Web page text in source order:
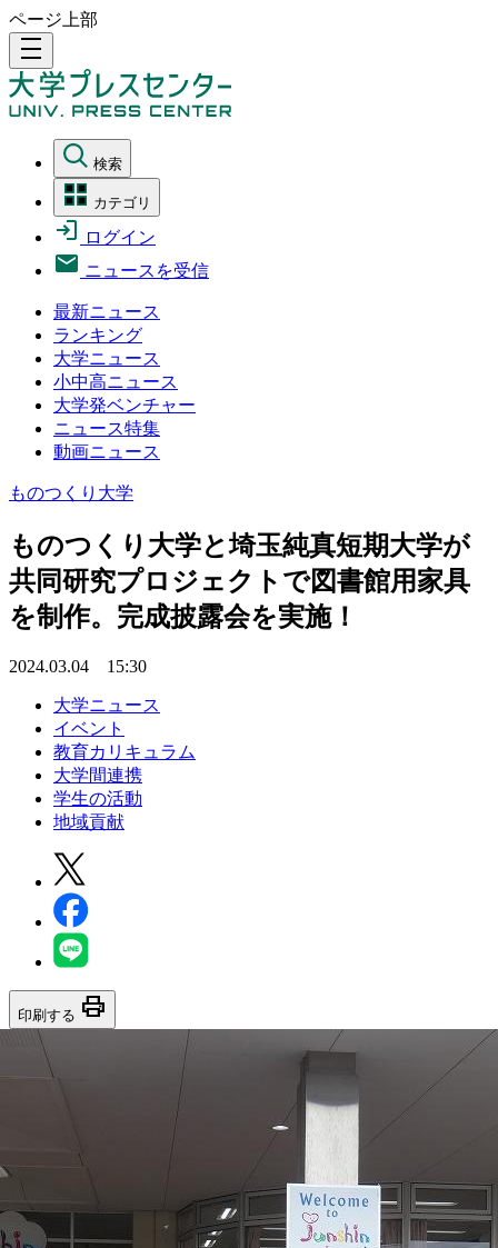
ページ上部
density_medium
検索
カテゴリ
ログイン
ニュースを受信
最新ニュース
ランキング
大学ニュース
小中高ニュース
大学発ベンチャー
ニュース特集
動画ニュース
ものつくり大学
ものつくり大学と埼玉純真短期大学が
共同研究プロジェクトで図書館用家具
を制作。完成披露会を実施！
2024.03.04 15:30
大学ニュース
イベント
教育カリキュラム
大学間連携
学生の活動
地域貢献
印刷する print